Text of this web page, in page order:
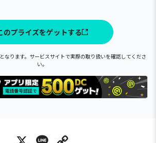
のプライズをゲットする
なります。サービスサイトで実際の取り扱いを確認してくださ
い。